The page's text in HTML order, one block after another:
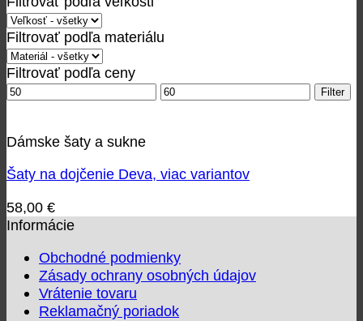
Filtrovať podľa materiálu
Filtrovať podľa ceny
Minimálna
Maximálna
Filter
Dámske šaty a sukne
Šaty na dojčenie Deva, viac variantov
58,00 €
Informácie
Obchodné podmienky
Zásady ochrany osobných údajov
Vrátenie tovaru
Reklamačný poriadok